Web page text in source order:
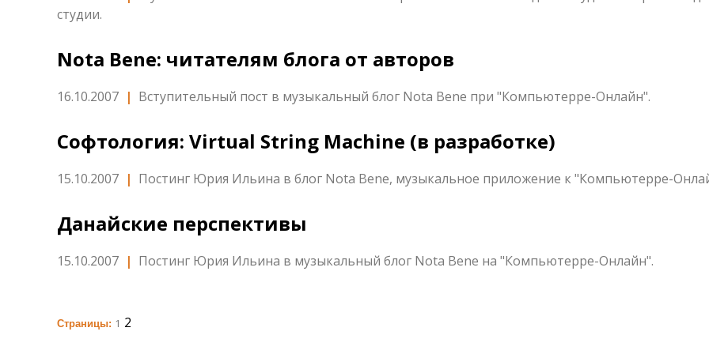
студии.
Nota Bene: читателям блога от авторов
16.10.2007 | Вступительный пост в музыкальный блог Nota Bene при "Компьютерре-Онлайн".
Софтология: Virtual String Machine (в разработке)
15.10.2007 | Постинг Юрия Ильина в блог Nota Bene, музыкальное приложение к "Компьютерре-
Данайские перспективы
15.10.2007 | Постинг Юрия Ильина в музыкальный блог Nota Bene на "Компьютерре-Онлайн".
Страницы: 1 2